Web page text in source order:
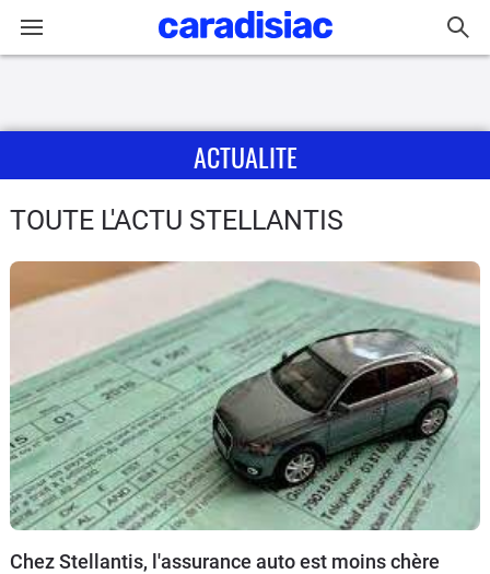
Actu
Essais
Electriques
Utilitaires
Flottes
ACTUALITE
TOUTE L'ACTU STELLANTIS
Chez Stellantis, l'assurance auto est moins chère